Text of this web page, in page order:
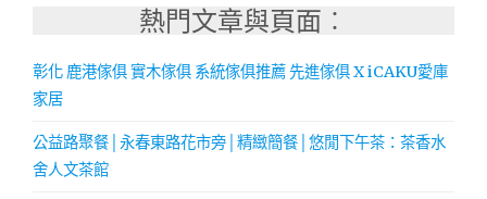
熱門文章與頁面︰
彰化 鹿港傢俱 實木傢俱 系統傢俱推薦 先進傢俱 X iCAKU愛庫
家居
公益路聚餐│永春東路花市旁│精緻簡餐│悠閒下午茶：茶香水
舍人文茶館